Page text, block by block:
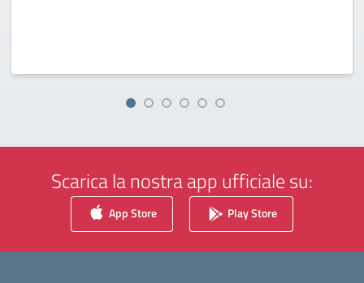
Scarica la nostra app ufficiale su:
App Store Play Store